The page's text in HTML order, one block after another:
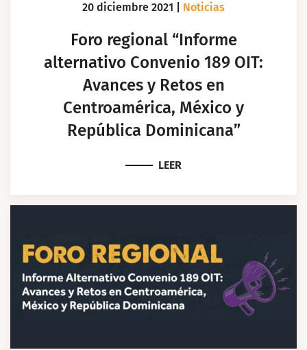
20 diciembre 2021 Noticias
Foro regional “Informe
alternativo Convenio 189 OIT:
Avances y Retos en
Centroamérica, México y
República Dominicana”
LEER